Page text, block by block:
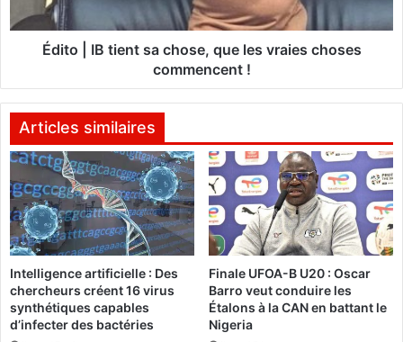
T
r
D
e
s
p
o
p
u
l
a
t
t
n
t
a
c
h
o
s
e
,
q
u
e
l
Édito | IB tient sa chose, que les vraies choses
commencent !
Articles similaires
Intelligence artificielle : Des
chercheurs créent 16 virus
synthétiques capables
d’infecter des bactéries
Finale UFOA-B U20 : Oscar
Barro veut conduire les
Étalons à la CAN en battant le
Nigeria